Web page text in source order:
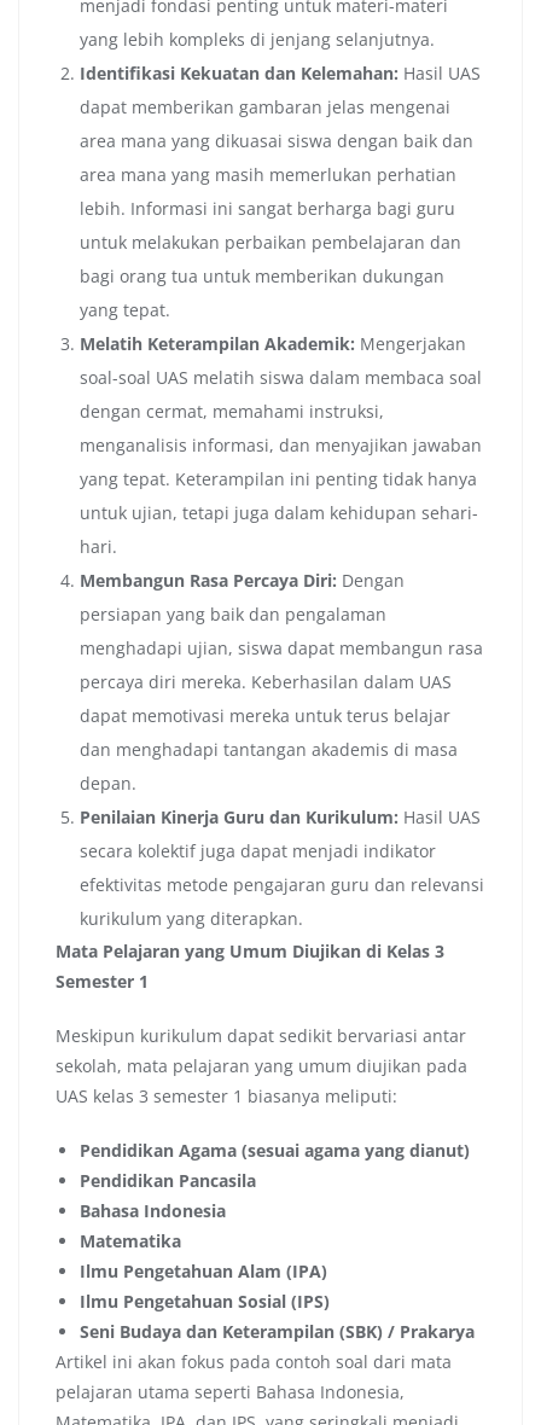
menjadi fondasi penting untuk materi-materi
yang lebih kompleks di jenjang selanjutnya.
Identifikasi Kekuatan dan Kelemahan: Hasil UAS
dapat memberikan gambaran jelas mengenai
area mana yang dikuasai siswa dengan baik dan
area mana yang masih memerlukan perhatian
lebih. Informasi ini sangat berharga bagi guru
untuk melakukan perbaikan pembelajaran dan
bagi orang tua untuk memberikan dukungan
yang tepat.
Melatih Keterampilan Akademik: Mengerjakan
soal-soal UAS melatih siswa dalam membaca soal
dengan cermat, memahami instruksi,
menganalisis informasi, dan menyajikan jawaban
yang tepat. Keterampilan ini penting tidak hanya
untuk ujian, tetapi juga dalam kehidupan sehari-
hari.
Membangun Rasa Percaya Diri: Dengan
persiapan yang baik dan pengalaman
menghadapi ujian, siswa dapat membangun rasa
percaya diri mereka. Keberhasilan dalam UAS
dapat memotivasi mereka untuk terus belajar
dan menghadapi tantangan akademis di masa
depan.
Penilaian Kinerja Guru dan Kurikulum: Hasil UAS
secara kolektif juga dapat menjadi indikator
efektivitas metode pengajaran guru dan relevansi
kurikulum yang diterapkan.
Mata Pelajaran yang Umum Diujikan di Kelas 3
Semester 1
Meskipun kurikulum dapat sedikit bervariasi antar
sekolah, mata pelajaran yang umum diujikan pada
UAS kelas 3 semester 1 biasanya meliputi:
Pendidikan Agama (sesuai agama yang dianut)
Pendidikan Pancasila
Bahasa Indonesia
Matematika
Ilmu Pengetahuan Alam (IPA)
Ilmu Pengetahuan Sosial (IPS)
Seni Budaya dan Keterampilan (SBK) / Prakarya
Artikel ini akan fokus pada contoh soal dari mata
pelajaran utama seperti Bahasa Indonesia,